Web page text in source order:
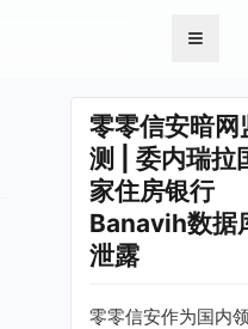
零零信安暗网
测 | 委内瑞拉
家住房银行
Banavih数据
泄露
零零信安作为国内